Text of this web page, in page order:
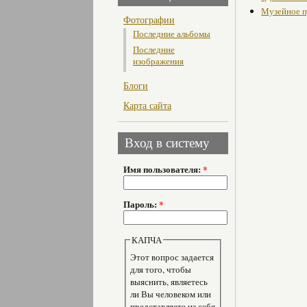
Фотографии
Последние альбомы
Последние
изображения
Блоги
Карта сайта
Вход в систему
Имя пользователя: *
Пароль: *
КАПЧА
Этот вопрос задается
для того, чтобы
выяснить, являетесь
ли Вы человеком или
Музейное